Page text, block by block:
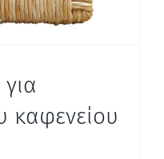
καφενείου